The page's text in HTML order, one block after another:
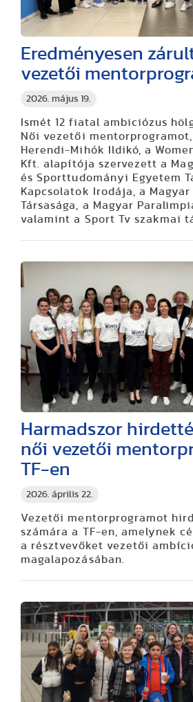
2026. május 19.
Eredményesen
vezetői
Ismét 12 fiatal ambiciózus
Női vezetői
Herendi-Mihók Ildikó, a
Kft. alapítója szervezett a
és Sporttudományi Egyetem
Kapcsolatok Irodája, a Magyar
Társasága, a Magyar
valamint a Sport Tv szakmai
2026. április 22.
Harmadszor
női vezetői
TF-en
Vezetői mentorprogramot
számára a TF-en, amelynek
a résztvevőket vezetői
magalapozásában.